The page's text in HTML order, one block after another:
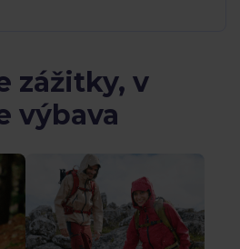
zážitky, v
výbava